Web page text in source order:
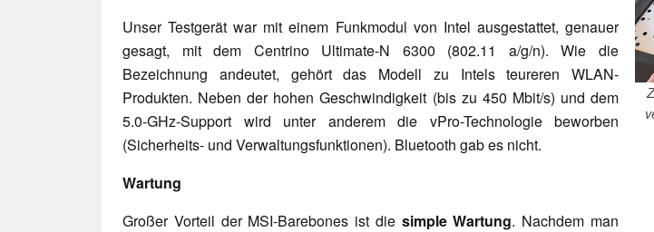
Unser Testgerät war mit einem Funkmodul von Intel ausgestattet, genauer
gesagt, mit dem Centrino Ultimate-N 6300 (802.11 a/g/n). Wie die
Bezeichnung andeutet, gehört das Modell zu Intels teureren WLAN-
Produkten. Neben der hohen Geschwindigkeit (bis zu 450 Mbit/s) und dem
5.0-GHz-Support wird unter anderem die vPro-Technologie beworben
(Sicherheits- und Verwaltungsfunktionen). Bluetooth gab es nicht.
Wartung
Großer Vorteil der MSI-Barebones ist die simple Wartung. Nachdem man